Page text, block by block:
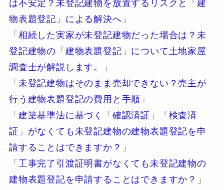
は不安定？未登記建物を放置するリスクと「建
物表題登記」による解決へ 」
「 相続した実家が未登記建物だった場合は？未
登記建物の「建物表題登記」について土地家屋
調査士が解説します。
」
「 未登記建物はそのまま売却できない？売主が
行う建物表題登記の費用と手順 」
「 建築基準法に基づく「確認済証」「検査済
証」がなくても未登記建物の建物表題登記を申
請することはできますか？ 」
「 工事完了引渡証明書がなくても未登記建物の
建物表題登記を申請することはできますか？ 」